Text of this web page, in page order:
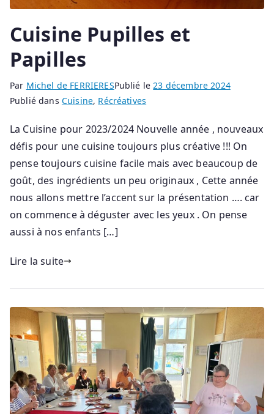
Cuisine Pupilles et
Papilles
Par Michel de FERRIERESPublié le23 décembre 2024
Publié dans Cuisine, Récréatives
La Cuisine pour 2023/2024 Nouvelle année , nouveaux
défis pour une cuisine toujours plus créative !!! On
pense toujours cuisine facile mais avec beaucoup de
goût, des ingrédients un peu originaux , Cette année
nous allons mettre l’accent sur la présentation …. car
on commence à déguster avec les yeux . On pense
aussi à nos enfants […]
Lire la suite